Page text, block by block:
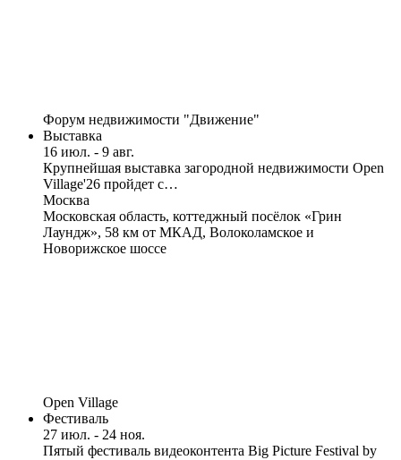
Форум недвижимости "Движение"
Выставка
16 июл. - 9 авг.
Крупнейшая выставка загородной недвижимости Open
Village'26 пройдет с…
Москва
Московская область, коттеджный посёлок «Грин
Лаундж», 58 км от МКАД, Волоколамское и
Новорижское шоссе
Open Village
Фестиваль
27 июл. - 24 ноя.
Пятый фестиваль видеоконтента Big Picture Festival by